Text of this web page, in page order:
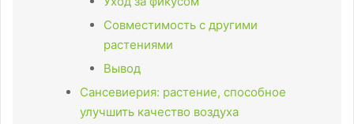
Совместимость с другими
растениями
Вывод
Сансевиерия: растение, способное
улучшить качество воздуха